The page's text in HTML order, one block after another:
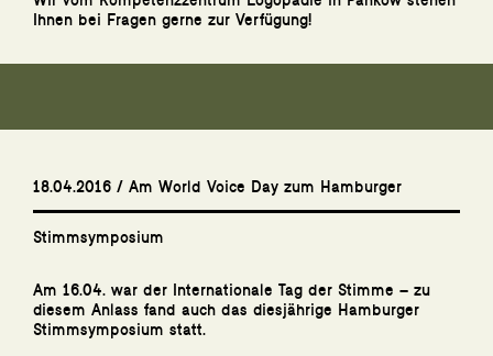
Ihnen bei Fragen gerne zur Verfügung!
18.04.2016 / Am World Voice Day zum Hamburger
Stimmsymposium
Am 16.04. war der Internationale Tag der Stimme – zu
diesem Anlass fand auch das diesjährige Hamburger
Stimmsymposium statt.